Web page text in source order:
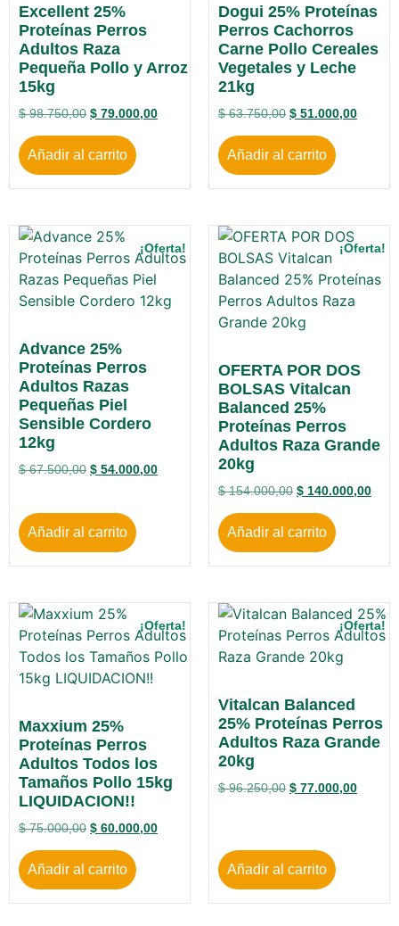
Excellent 25%
Proteínas Perros
Adultos Raza
Pequeña Pollo y Arroz
15kg
$98.750,00 $ 79.000,00
Añadir al carrito
Dogui 25% Proteínas
Perros Cachorros
Carne Pollo Cereales
Vegetales y Leche
21kg
$63.750,00 $ 51.000,00
Añadir al carrito
¡Oferta!
Advance 25%
Proteínas Perros
Adultos Razas
Pequeñas Piel
Sensible Cordero
12kg
$67.500,00 $ 54.000,00
Añadir al carrito
¡Oferta!
OFERTA POR DOS
BOLSAS Vitalcan
Balanced 25%
Proteínas Perros
Adultos Raza Grande
20kg
$154.000,00 $ 140.000,00
Añadir al carrito
¡Oferta!
Maxxium 25%
Proteínas Perros
Adultos Todos los
Tamaños Pollo 15kg
LIQUIDACION!!
$75.000,00 $ 60.000,00
Añadir al carrito
¡Oferta!
Vitalcan Balanced
25% Proteínas Perros
Adultos Raza Grande
20kg
$96.250,00 $ 77.000,00
Añadir al carrito